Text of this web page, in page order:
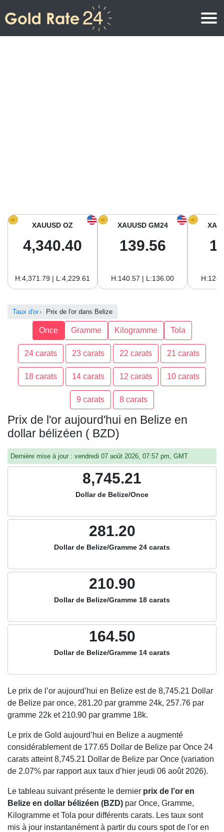
Prix de l’or aujourd’hui en Amérique du Sud
XAUUSD OZ
4,340.40
H:4,371.79 | L:4,229.61
XAUUSD GM24
139.56
H:140.57 | L:136.00
Taux d'or Prix de l'or dans Belize
Once Gramme Kilogramme Tola
24 carats 23 carats 22 carats 21 carats
18 carats 14 carats 12 carats 10 carats
9 carats 8 carats
Prix de l'or aujourd'hui en Belize en
dollar bélizéen ( BZD)
Dernière mise à jour : vendredi 07 août 2026, 07:57 pm, GMT
8,745.21
Dollar de Belize/Once
281.20
Dollar de Belize/Gramme 24 carats
210.90
Dollar de Belize/Gramme 18 carats
164.50
Dollar de Belize/Gramme 14 carats
Le prix de l’or aujourd’hui en Belize est de 8,745.21 Dollar
de Belize par once, 281.20 par gramme 24k, 257.76 par
gramme 22k et 210.90 par gramme 18k.
Le prix de Gold aujourd’hui en Belize a augmenté
considérablement de 177.65 Dollar de Belize par Once 24
carats atteint 8,745.21 Dollar de Belize par Once (variation
de 2.07% par rapport aux taux d’hier jeudi 06 août 2026).
Le tableau suivant présente le dernier prix de l’or en
Belize en dollar bélizéen (BZD) par Once, Gramme,
Kilogramme et Tola pour différents carats. Les taux sont
mis à jour instantanément à partir du cours spot de l'or en